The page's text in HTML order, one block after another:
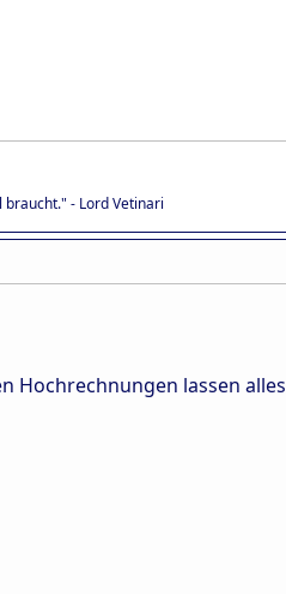
- Lord Vetinari
Hochrechnungen lassen alles